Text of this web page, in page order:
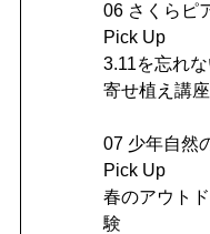
06 さくらピ
Pick Up
3.11を忘れ
寄せ植え講座
07 少年自然
Pick Up
春のアウト
験